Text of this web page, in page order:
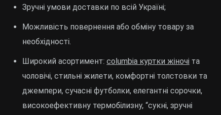
Зручні умови доставки по всій Україні;
Можливість повернення або обміну товару за
необхідності.
Широкий асортимент: columbia куртки жіночі та
чоловічі, стильні жилети, комфортні толстовки та
джемпери, сучасні футболки, елегантні сорочки,
високоефективну термобілизну, “сукні, зручні